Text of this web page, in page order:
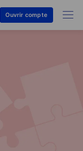
Ouvrir compte